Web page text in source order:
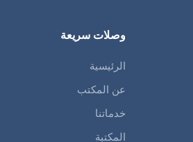
وصلات سريعة
الرئيسية
عن المكتب
خدماتنا
المكتبة